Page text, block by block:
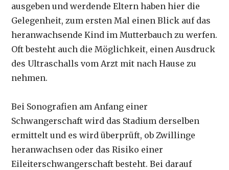
ausgeben und werdende Eltern haben hier die
Gelegenheit, zum ersten Mal einen Blick auf das
heranwachsende Kind im Mutterbauch zu werfen.
Oft besteht auch die Möglichkeit, einen Ausdruck
des Ultraschalls vom Arzt mit nach Hause zu
nehmen.
Bei Sonografien am Anfang einer
Schwangerschaft wird das Stadium derselben
ermittelt und es wird überprüft, ob Zwillinge
heranwachsen oder das Risiko einer
Eileiterschwangerschaft besteht. Bei darauf